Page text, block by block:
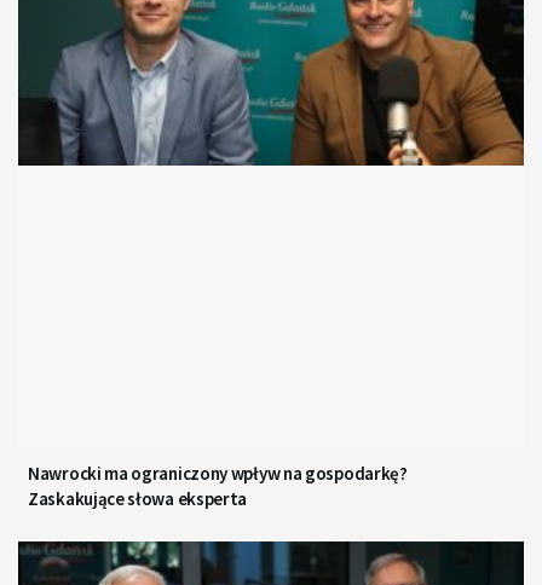
Nawrocki ma ograniczony wpływ na gospodarkę?
Zaskakujące słowa eksperta